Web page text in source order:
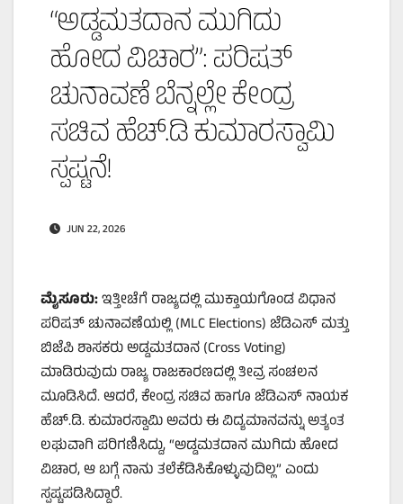
“ಅಡ್ಡಮತದಾನ ಮುಗಿದು
ಹೋದ ವಿಚಾರ”: ಪರಿಷತ್‌
ಚುನಾವಣೆ ಬೆನ್ನಲ್ಲೇ ಕೇಂದ್ರ
ಸಚಿವ ಹೆಚ್.ಡಿ ಕುಮಾರಸ್ವಾಮಿ
ಸ್ಪಷ್ಟನೆ!
JUN 22, 2026
ಮೈಸೂರು:ಇತ್ತೀಚೆಗೆ ರಾಜ್ಯದಲ್ಲಿ ಮುಕ್ತಾಯಗೊಂಡ ವಿಧಾನ
ಪರಿಷತ್ ಚುನಾವಣೆಯಲ್ಲಿ (MLC Elections) ಜೆಡಿಎಸ್ ಮತ್ತು
ಬಿಜೆಪಿ ಶಾಸಕರು ಅಡ್ಡಮತದಾನ (Cross Voting)
ಮಾಡಿರುವುದು ರಾಜ್ಯ ರಾಜಕಾರಣದಲ್ಲಿ ತೀವ್ರ ಸಂಚಲನ
ಮೂಡಿಸಿದೆ. ಆದರೆ, ಕೇಂದ್ರ ಸಚಿವ ಹಾಗೂ ಜೆಡಿಎಸ್ ನಾಯಕ
ಹೆಚ್.ಡಿ. ಕುಮಾರಸ್ವಾಮಿ ಅವರು ಈ ವಿದ್ಯಮಾನವನ್ನು ಅತ್ಯಂತ
ಲಘುವಾಗಿ ಪರಿಗಣಿಸಿದ್ದು, “ಅಡ್ಡಮತದಾನ ಮುಗಿದು ಹೋದ
ವಿಚಾರ, ಆ ಬಗ್ಗೆ ನಾನು ತಲೆಕೆಡಿಸಿಕೊಳ್ಳುವುದಿಲ್ಲ” ಎಂದು
ಸ್ಪಷ್ಟಪಡಿಸಿದ್ದಾರೆ.